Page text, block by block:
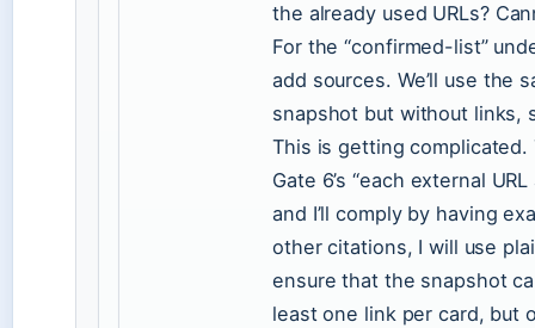
the already used URLs?
For the “confirmed-list”
add sources. We’ll use the
snapshot but without links,
This is getting complicated.
Gate 6’s “each external
and I’ll comply by having
other citations, I will use
ensure that the snapshot
least one link per card, but